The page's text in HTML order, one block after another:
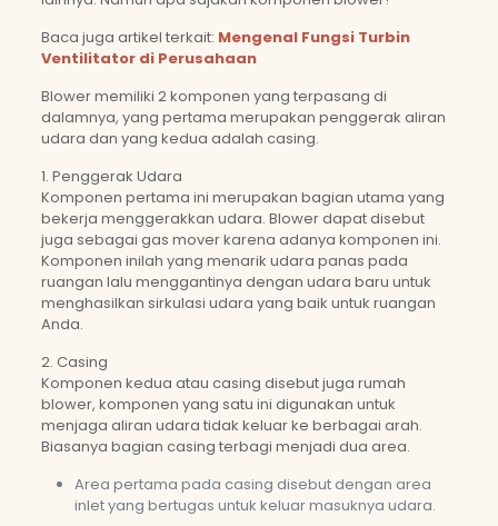
Baca juga artikel terkait: Mengenal Fungsi Turbin
Ventilitator di Perusahaan
Blower memiliki 2 komponen yang terpasang di
dalamnya, yang pertama merupakan penggerak aliran
udara dan yang kedua adalah casing.
1. Penggerak Udara
Komponen pertama ini merupakan bagian utama yang
bekerja menggerakkan udara. Blower dapat disebut
juga sebagai gas mover karena adanya komponen ini.
Komponen inilah yang menarik udara panas pada
ruangan lalu menggantinya dengan udara baru untuk
menghasilkan sirkulasi udara yang baik untuk ruangan
Anda.
2. Casing
Komponen kedua atau casing disebut juga rumah
blower, komponen yang satu ini digunakan untuk
menjaga aliran udara tidak keluar ke berbagai arah.
Biasanya bagian casing terbagi menjadi dua area.
Area pertama pada casing disebut dengan area
inlet yang bertugas untuk keluar masuknya udara.